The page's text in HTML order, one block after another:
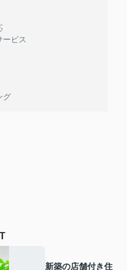
ービス
グ
新築の店舗付き住